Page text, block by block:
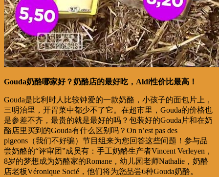
Gouda奶酪哪家好？奶酪店的最好吃，Aldi性价比最高！
Gouda是比利时人比较钟爱的一款奶酪，小孩子的面包片上，
三明治里，开胃菜中都少不了它。在超市里，Gouda的价格也
是参差不齐，最贵的就是最好的吗？包装好的Gouda片和在奶
酪店里买到的Gouda有什么区别吗？On n’est pas des
pigeons（我们不好骗）节目组来为您回答这些问题！参与品
尝奶酪的“评审团”成员有：手工奶酪生产者Vincent Verleyen，
8岁的梦想成为奶酪家的Romane，幼儿园老师Nathalie，奶酪
店老板Véronique Socié，他们将为您品尝6种Gouda奶酪。